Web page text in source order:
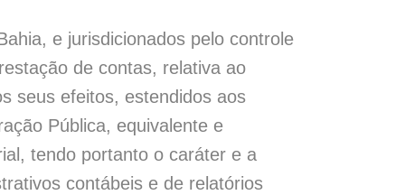
e jurisdicionados pelo controle
de contas, relativa ao
seus efeitos, estendidos aos
Pública, equivalente e
tendo portanto o caráter e a
contábeis e de relatórios